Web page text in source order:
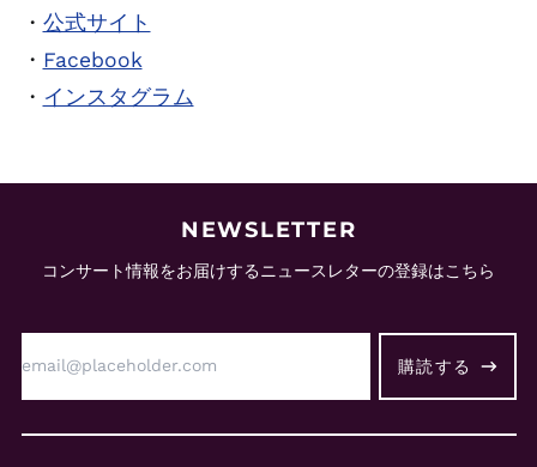
・ 公式サイト
・ Facebook
・ インスタグラム
NEWSLETTER
コンサート情報をお届けするニュースレターの登録はこちら
ア
購読する